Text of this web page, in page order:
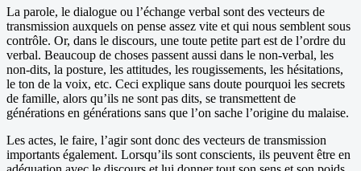
La parole, le dialogue ou l’échange verbal sont des vecteurs de
transmission auxquels on pense assez vite et qui nous semblent sous
contrôle. Or, dans le discours, une toute petite part est de l’ordre du
verbal. Beaucoup de choses passent aussi dans le non-verbal, les
non-dits, la posture, les attitudes, les rougissements, les hésitations,
le ton de la voix, etc. Ceci explique sans doute pourquoi les secrets
de famille, alors qu’ils ne sont pas dits, se transmettent de
générations en générations sans que l’on sache l’origine du malaise.
Les actes, le faire, l’agir sont donc des vecteurs de transmission
importants également. Lorsqu’ils sont conscients, ils peuvent être en